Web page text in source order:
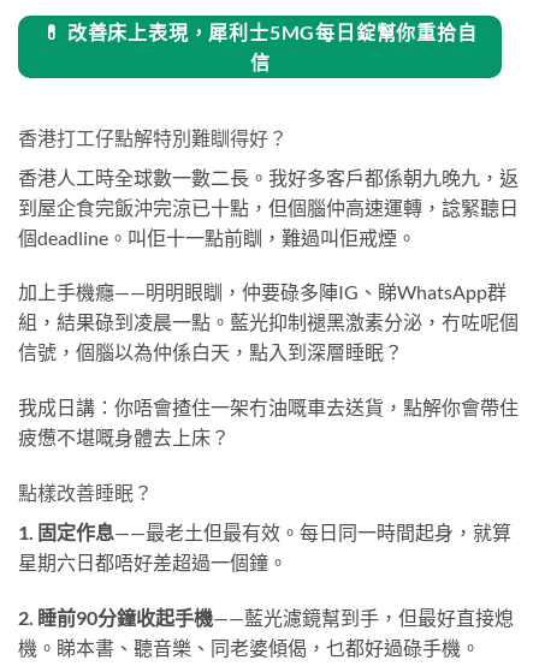
💊 改善床上表現，犀利士5MG每日錠幫你重拾自
信
香港打工仔點解特別難瞓得好？
香港人工時全球數一數二長。我好多客戶都係朝九晚九，返
到屋企食完飯沖完涼已十點，但個腦仲高速運轉，諗緊聽日
個deadline。叫佢十一點前瞓，難過叫佢戒煙。
加上手機癮——明明眼瞓，仲要碌多陣IG、睇WhatsApp群
組，結果碌到凌晨一點。藍光抑制褪黑激素分泌，冇咗呢個
信號，個腦以為仲係白天，點入到深層睡眠？
我成日講：你唔會揸住一架冇油嘅車去送貨，點解你會帶住
疲憊不堪嘅身體去上床？
點樣改善睡眠？
1. 固定作息——最老土但最有效。每日同一時間起身，就算
星期六日都唔好差超過一個鐘。
2. 睡前90分鐘收起手機——藍光濾鏡幫到手，但最好直接熄
機。睇本書、聽音樂、同老婆傾偈，乜都好過碌手機。